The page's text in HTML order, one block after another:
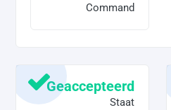
Command
Geaccepteerd
Staat